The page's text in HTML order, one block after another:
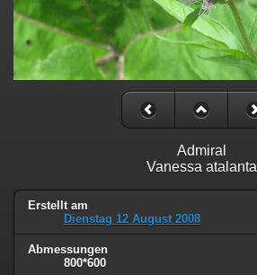
Admiral
Vanessa atalanta
Erstellt am
Dienstag 12 August 2008
Abmessungen
800*600